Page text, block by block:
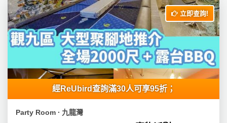
立即查詢!
經ReUbird查詢滿30人可享95折；
Party Room ∙ 九龍灣